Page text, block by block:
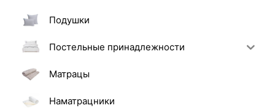
Подушки
Постельные принадлежности
Матрацы
Наматрацники